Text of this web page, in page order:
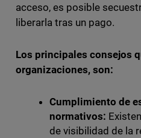
acceso, es posible
liberarla tras un pago.
Los principales consejos
organizaciones, son:
Cumplimiento de
normativos:
de visibilidad de la